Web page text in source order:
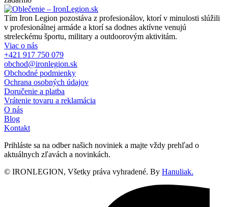
Tím Iron Legion pozostáva z profesionálov, ktorí v minulosti slúžili
v profesionálnej armáde a ktorí sa dodnes aktívne venujú
streleckému športu, military a outdoorovým aktivitám.
Viac o nás
+421 917 750 079
obchod@ironlegion.sk
Obchodné podmienky
Ochrana osobných údajov
Doručenie a platba
Vrátenie tovaru a reklamácia
O nás
Blog
Kontakt
Prihláste sa na odber našich noviniek a majte vždy prehľad o
aktuálnych zľavách a novinkách.
© IRONLEGION, Všetky práva vyhradené. By Hanuliak.